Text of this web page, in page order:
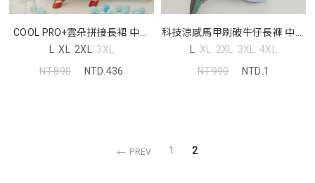
COOL PRO+雲朵拼接長裙 中大
尺碼裙子
L XL 2XL 3XL
NT.890
NTD.436
科技涼感馬甲刷破牛仔長褲 中大
尺碼褲子
L XL 2XL 3XL 4XL
NT.990
NTD.1
PREV 1 2